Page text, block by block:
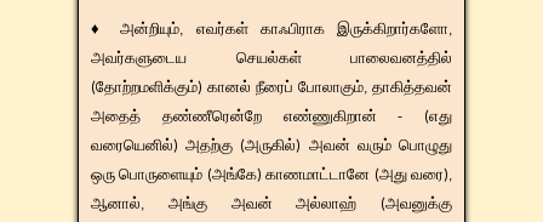
♦ அன்றியும், எவர்கள் காஃபிராக இருக்கிறார்களோ,
அவர்களுடைய செயல்கள் பாலைவனத்தில்
(தோற்றமளிக்கும்) கானல் நீரைப் போலாகும், தாகித்தவன்
அதைத் தண்ணீரென்றே எண்ணுகிறான் - (எது
வரையெனில்) அதற்கு (அருகில்) அவன் வரும் பொழுது
ஒரு பொருளையும் (அங்கே) காணமாட்டானே (அது வரை),
ஆனால், அங்கு அவன் அல்லாஹ் (அவனுக்கு